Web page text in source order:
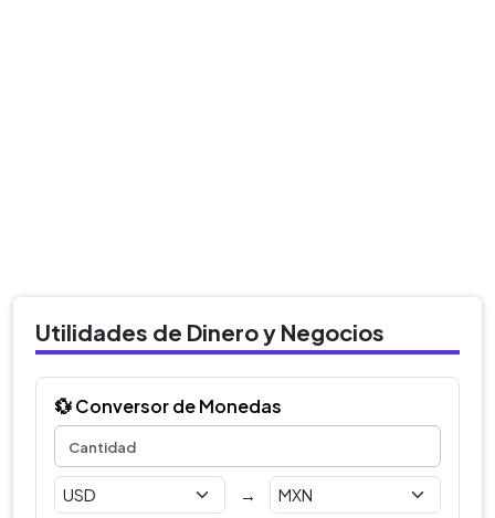
Utilidades de Dinero y Negocios
💱 Conversor de Monedas
→